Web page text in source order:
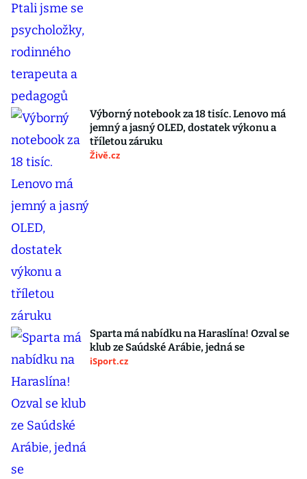
Výborný notebook za 18 tisíc. Lenovo má
jemný a jasný OLED, dostatek výkonu a
tříletou záruku
Živě.cz
Sparta má nabídku na Haraslína! Ozval se
klub ze Saúdské Arábie, jedná se
iSport.cz